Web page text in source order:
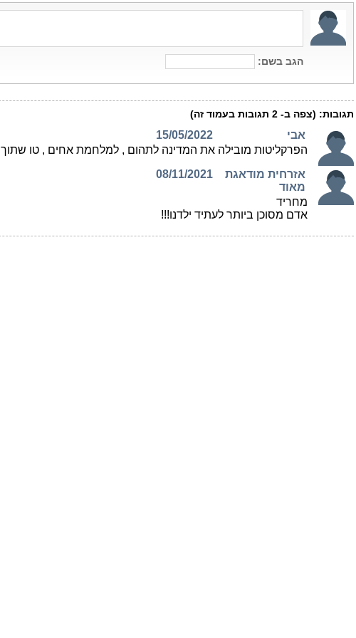
הגב בשם:
תגובות: (צפה ב- 2 תגובות בעמוד זה)
אבי
15/05/2022
הפרקליטות מובילה את המדינה לתהום , למלחמת אחים , טו שתוך 3 חודשים מלחמה גרעינית שמשמידה הכל
אזרחית מודאגת
מאוד
08/11/2021
מחריד
אדם מסוכן ביותר לעתיד ילדנו!!!